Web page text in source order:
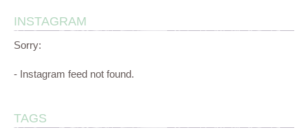
INSTAGRAM
Sorry:
- Instagram feed not found.
TAGS